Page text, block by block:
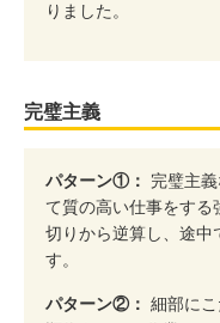
りました。
完璧主義
パターン①：
完璧主
て質の高い仕事をする
切りから逆算し、途中
す。
パターン②： 細部に